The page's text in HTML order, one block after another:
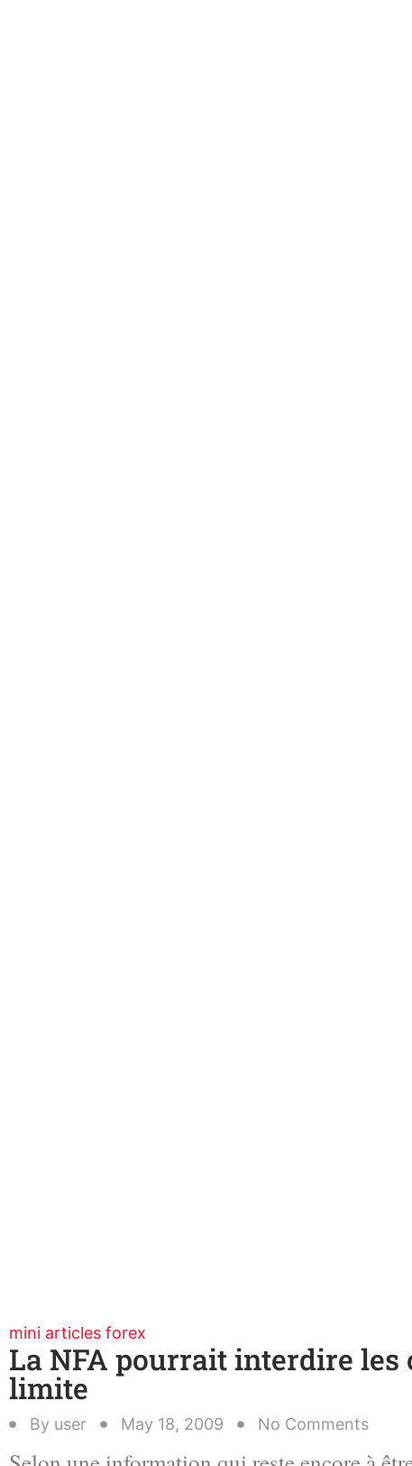
mini articles forex
La NFA pourrait interdire les
limite
By user May 18, 2009 No Comments